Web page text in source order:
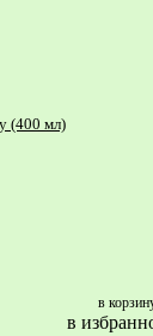
MolykoteD-321 R Spray (400 мл)
в
в